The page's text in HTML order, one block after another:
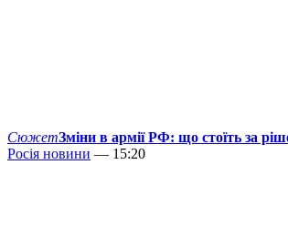
СюжетЗміни в армії РФ: що стоїть за
Росія новини — 15:20